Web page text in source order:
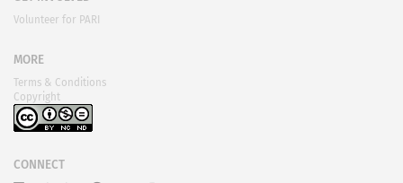
Volunteer for PARI
MORE
Terms & Conditions
Copyright
CONNECT